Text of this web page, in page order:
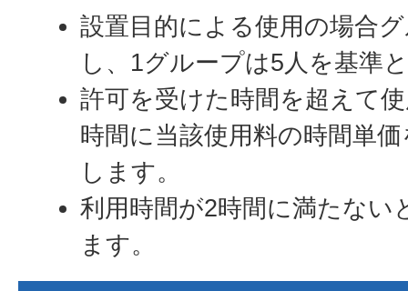
設置目的による使用の場合
し、1グループは5人を基準
許可を受けた時間を超えて
時間に当該使用料の時間単
します。
利用時間が2時間に満たない
ます。